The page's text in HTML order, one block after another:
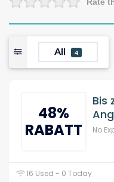
All 4
48%
RABATT
Bis
No
16 Used - 0 Today